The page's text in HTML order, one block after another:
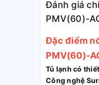
Đánh giá
PMV(60)-
Đặc điểm
PMV(60)-
Tủ lạnh có
Công nghệ